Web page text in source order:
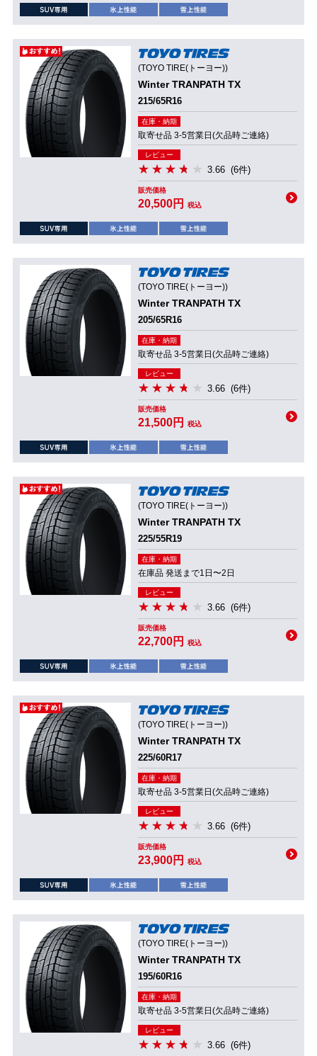
(TOYO TIRE(トーヨー))
Winter TRANPATH TX
215/65R16
在庫・納期
取寄せ品 3-5営業日(欠品時ご連絡)
レビュー
3.66 (6件)
販売価格
20,500円 税込
(TOYO TIRE(トーヨー))
Winter TRANPATH TX
205/65R16
在庫・納期
取寄せ品 3-5営業日(欠品時ご連絡)
レビュー
3.66 (6件)
販売価格
21,500円 税込
(TOYO TIRE(トーヨー))
Winter TRANPATH TX
225/55R19
在庫・納期
在庫品 発送まで1日〜2日
レビュー
3.66 (6件)
販売価格
22,700円 税込
(TOYO TIRE(トーヨー))
Winter TRANPATH TX
225/60R17
在庫・納期
取寄せ品 3-5営業日(欠品時ご連絡)
レビュー
3.66 (6件)
販売価格
23,900円 税込
(TOYO TIRE(トーヨー))
Winter TRANPATH TX
195/60R16
在庫・納期
取寄せ品 3-5営業日(欠品時ご連絡)
レビュー
3.66 (6件)